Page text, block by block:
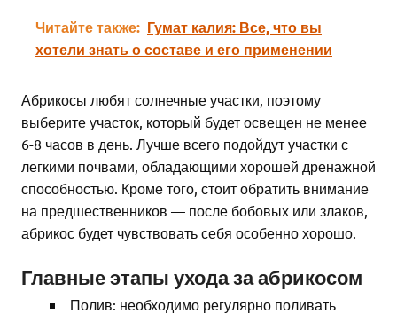
Читайте также: Гумат калия: Все, что вы
хотели знать о составе и его применении
Абрикосы любят солнечные участки, поэтому
выберите участок, который будет освещен не менее
6-8 часов в день. Лучше всего подойдут участки с
легкими почвами, обладающими хорошей дренажной
способностью. Кроме того, стоит обратить внимание
на предшественников — после бобовых или злаков,
абрикос будет чувствовать себя особенно хорошо.
Главные этапы ухода за абрикосом
Полив: необходимо регулярно поливать